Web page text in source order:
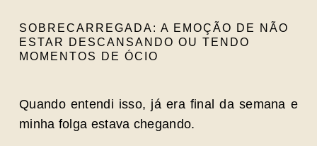
SOBRECARREGADA: A EMOÇÃO DE NÃO
ESTAR DESCANSANDO OU TENDO
MOMENTOS DE ÓCIO
Quando entendi isso, já era final da semana e
minha folga estava chegando.